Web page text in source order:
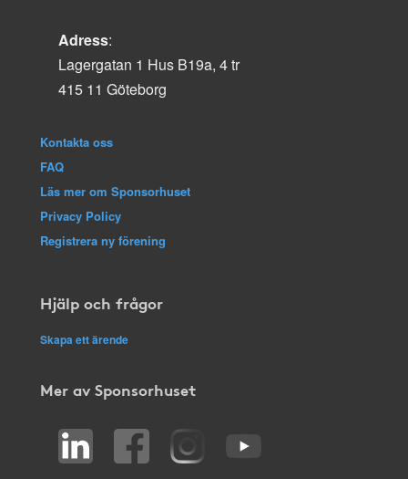
Adress:
Lagergatan 1 Hus B19a, 4 tr
415 11 Göteborg
Kontakta oss
FAQ
Läs mer om Sponsorhuset
Privacy Policy
Registrera ny förening
Hjälp och frågor
Skapa ett ärende
Mer av Sponsorhuset